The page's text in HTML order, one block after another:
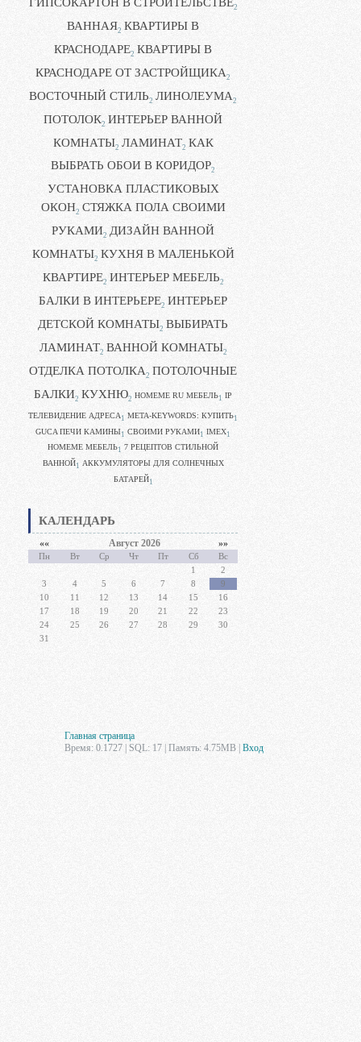
2
ВАННАЯ2 КВАРТИРЫ В
КРАСНОДАРЕ2 КВАРТИРЫ В
КРАСНОДАРЕ ОТ ЗАСТРОЙЩИКА2
ВОСТОЧНЫЙ СТИЛЬ2 ЛИНОЛЕУМА2
ПОТОЛОК2 ИНТЕРЬЕР ВАННОЙ
КОМНАТЫ2 ЛАМИНАТ2 КАК
ВЫБРАТЬ ОБОИ В КОРИДОР2
УСТАНОВКА ПЛАСТИКОВЫХ
ОКОН2 СТЯЖКА ПОЛА СВОИМИ
РУКАМИ2 ДИЗАЙН ВАННОЙ
КОМНАТЫ2 КУХНЯ В МАЛЕНЬКОЙ
КВАРТИРЕ2 ИНТЕРЬЕР МЕБЕЛЬ2
БАЛКИ В ИНТЕРЬЕРЕ2 ИНТЕРЬЕР
ДЕТСКОЙ КОМНАТЫ2 ВЫБИРАТЬ
ЛАМИНАТ2 ВАННОЙ КОМНАТЫ2
ОТДЕЛКА ПОТОЛКА2 ПОТОЛОЧНЫЕ
БАЛКИ2 КУХНЮ2 HOMEME RU МЕБЕЛЬ1 IP
ТЕЛЕВИДЕНИЕ АДРЕСА 1 META-KEYWORDS: КУПИТЬ1
GUCA ПЕЧИ КАМИНЫ1 CВОИМИ РУКАМИ1 IMEX1
HOMEME МЕБЕЛЬ1 7 РЕЦЕПТОВ СТИЛЬНОЙ
ВАННОЙ1 АККУМУЛЯТОРЫ ДЛЯ СОЛНЕЧНЫХ
БАТАРЕЙ1
КАЛЕНДАРЬ
«« Август 2026 »»
Пн Вт Ср Чт Пт Сб
Вс
1
2
3
4 5 6 7 8
9
10
11 12 13 14 15
16
17
18 19 20 21 22
23
24
25 26 27 28 29
30
31
Главная страница
Время: 0.1727 | SQL: 17 | Память: 4.75MB Вход